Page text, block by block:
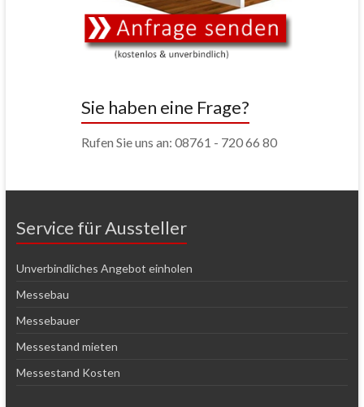
Sie haben eine Frage?
Rufen Sie uns an: 08761 - 720 66 80
Service für Aussteller
Unverbindliches Angebot einholen
Messebau
Messebauer
Messestand mieten
Messestand Kosten